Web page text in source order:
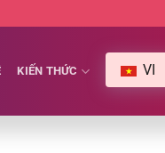
KIẾN THỨC VI